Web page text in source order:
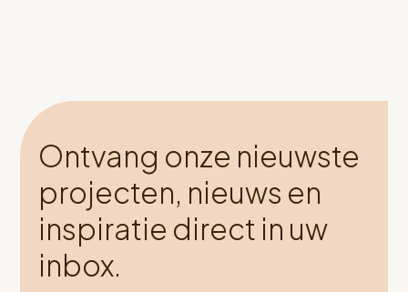
Ontvang onze nieuwste
projecten, nieuws en
inspiratie direct in uw
inbox.